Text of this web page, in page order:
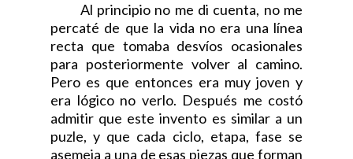
Al principio no me di cuenta, no me
percaté de que la vida no era una línea
recta que tomaba desvíos ocasionales
para posteriormente volver al camino.
Pero es que entonces era muy joven y
era lógico no verlo. Después me costó
admitir que este invento es similar a un
puzle, y que cada ciclo, etapa, fase se
asemeja a una de esas piezas que forman